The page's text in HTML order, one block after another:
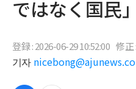
ではなく国民」
登録 : 2026-06-29 10:52:00 修正
기자